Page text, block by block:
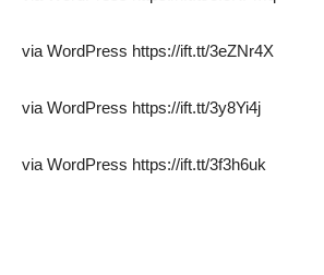
via WordPress https://ift.tt/3eZNr4X
via WordPress https://ift.tt/3y8Yi4j
via WordPress https://ift.tt/3f3h6uk